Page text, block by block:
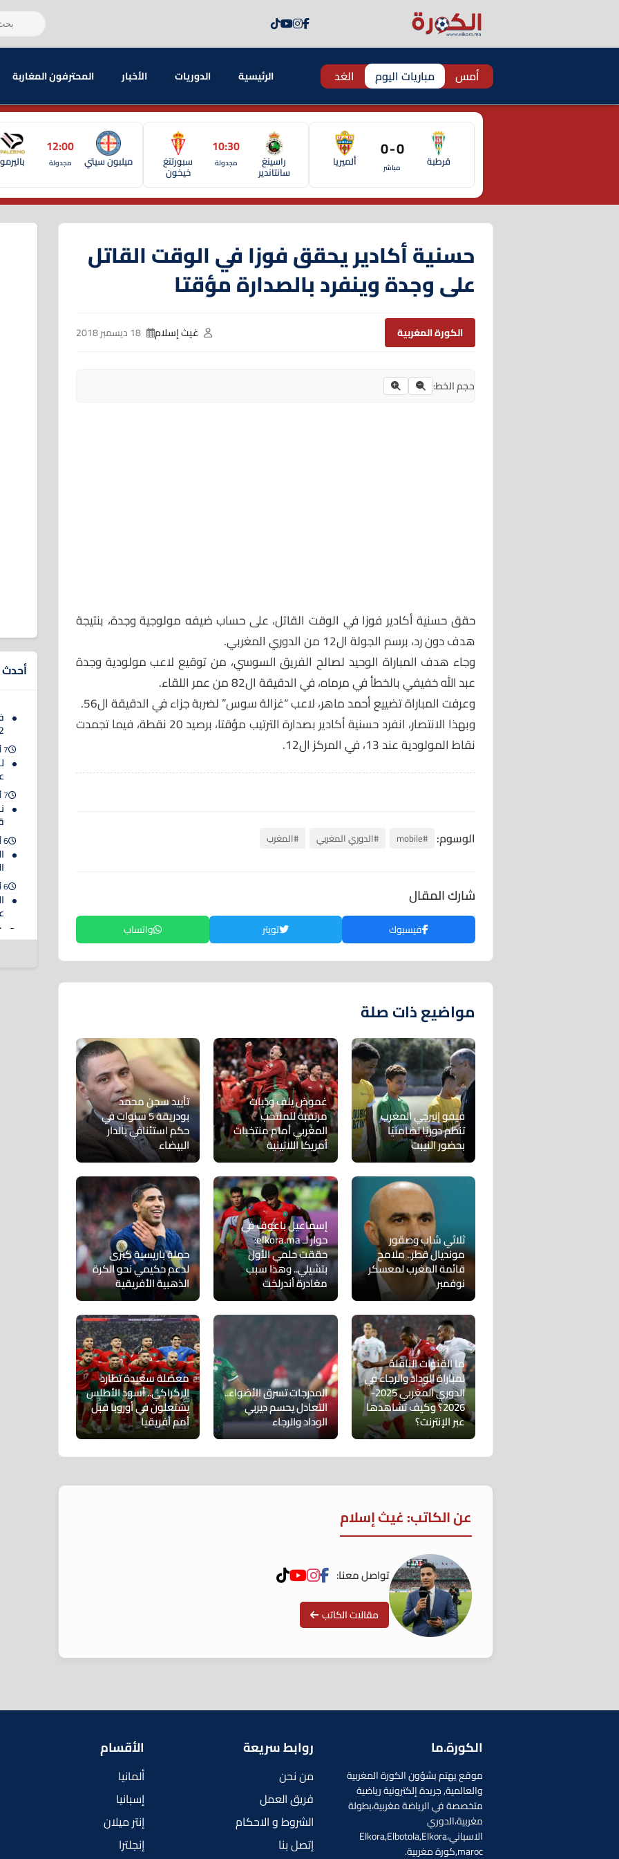
أمس مباريات اليوم الغد الرئيسية الدوريات الأخبار المحترفون المغاربة
قرطبة 0 - 0
مباشر ألميريا راسينغ
سانتاندير
10:30
مجدولة سبورتنغ
خيخون
ميلبون سيتي
12:00
مجدولة باليرمو
حسنية أكادير يحقق فوزا في الوقت القاتل
على وجدة وينفرد بالصدارة مؤقتا
الكورة المغربية غيث إسلام
حجم الخط:
حقق حسنية أكادير فوزا في الوقت القاتل، على حساب ضيفه مولوجية وجدة، بنتيجة
هدف دون رد، برسم الجولة ال12 من الدوري المغربي.
وجاء هدف المباراة الوحيد لصالح الفريق السوسي، من توقيع لاعب مولودية وجدة
عبد الله خفيفي بالخطأ في مرماه، في الدقيقة ال82 من عمر اللقاء.
وعرفت المباراة تضييع أحمد ماهر، لاعب “غزالة سوس” لضربة جزاء في الدقيقة ال56.
وبهذا الانتصار، انفرد حسنية أكادير بصدارة الترتيب مؤقتا، برصيد 20 نقطة، فيما تجمدت
نقاط المولودية عند 13، في المركز ال12.
الوسوم: #mobile #الدوري المغربي #المغرب
شارك المقال
فيسبوك تويتر واتساب
مواضيع ذات صلة
فيفو إنيرجي المغرب
تنظم دوريًا تضامنيًا
بحضور النيبت
غموض يلف ودّيات
مرتقبة للمنتخب
المغربي أمام منتخبات
أمريكا اللاتينية
تأييد سجن محمد
بودريقة 5 سنوات في
حكم استئنافي بالدار
البيضاء
ثلاثي شاب وصقور
مونديال قطر.. ملامح
قائمة المغرب لمعسكر
نوفمبر
إسماعيل باعوف في
حوار لـ elkora.ma:
حققت حلمي الأول
بتشيلي.. وهذا سبب
مغادرة أندرلخت
حملة باريسية كبرى
لدعم حكيمي نحو الكرة
الذهبية الأفريقية
ما القنوات الناقلة
لمباراة الوداد والرجاء في
الدوري المغربي 2025-
2026؟ وكيف تشاهدها
عبر الإنترنت؟
المدرجات تسرق الأضواء..
التعادل يحسم ديربي
الوداد والرجاء
معضلة سعيدة تطارد
الركراكي.. أسود الأطلس
يشتعلون في أوروبا قبل
أمم أفريقيا
عن الكاتب: غيث إسلام
تواصل معنا:
مقالات الكاتب
أحدث
7 أغسطس 2026
7 أغسطس 2026
6 أغسطس 2026
6 أغسطس 2026
الكورة.ما
موقع يهتم بشؤون الكورة المغربية
والعالمية, جريدة إلكترونية رياضية
متخصصة في الرياضة مغربية،بطولة
مغربية،الدوري
الاسباني،Elkora,Elbotola,Elkora
maroc,كورة مغربية.
روابط سريعة
من نحن
فريق العمل
الشروط و الاحكام
إتصل بنا
الأقسام
ألمانيا
إسبانيا
إنتر ميلان
إنجلترا